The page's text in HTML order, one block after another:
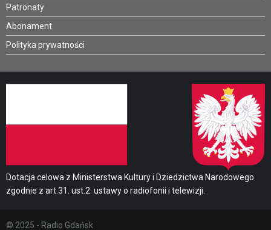
Patronaty
Abonament
Polityka prywatności
Dotacja celowa z Ministerstwa Kultury i Dziedzictwa Narodowego
zgodnie z art.31. ust.2. ustawy o radiofonii i telewizji.
© 2025 - Radio Gdańsk